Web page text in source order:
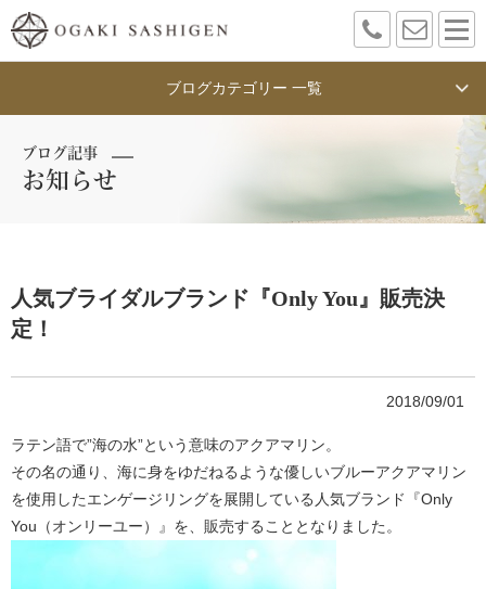
ブログカテゴリー 一覧
ブログ記事
お知らせ
人気ブライダルブランド『Only You』販売決
定！
2018/09/01
ラテン語で”海の水”という意味のアクアマリン。
その名の通り、海に身をゆだねるような優しいブルーアクアマリン
を使用したエンゲージリングを展開している人気ブランド『Only
You（オンリーユー）』を、販売することとなりました。